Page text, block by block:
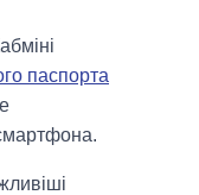
паспорта